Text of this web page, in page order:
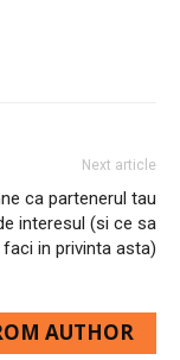
Next article
ca partenerul tau
interesul (si ce sa
faci in privinta asta)
AUTHOR